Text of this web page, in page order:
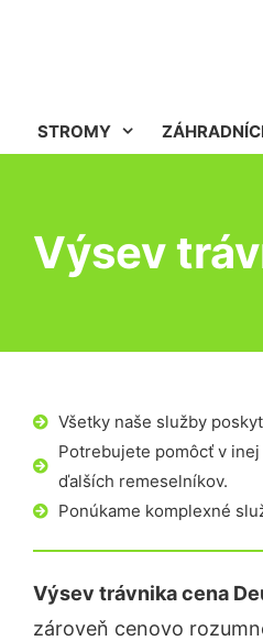
STROMY
Výsev
Všetky naše služby
Potrebujete pomôcť v
ďalších remeselníkov.
Ponúkame komplexné
Výsev trávnika cena
zároveň cenovo